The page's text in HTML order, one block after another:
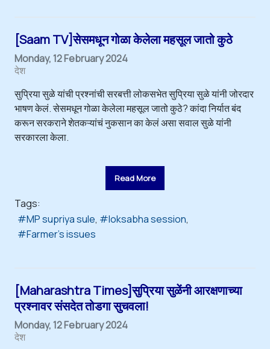
[Saam TV]सेसमधून गोळा केलेला महसूल जातो कुठे
Monday, 12 February 2024
देश
सुप्रिया सुळे यांची प्रश्नांची सरबत्ती लोकसभेत सुप्रिया सुळे यांनी जोरदार
भाषण केलं. सेसमधून गोळा केलेला महसूल जातो कुठे? कांदा निर्यात बंद
करून सरकराने शेतकऱ्यांचं नुकसान का केलं असा सवाल सुळे यांनी
सरकारला केला.
Read More
Tags:
MP supriya sule
loksabha session
Farmer's issues
[Maharashtra Times]सुप्रिया सुळेंनी आरक्षणाच्या
प्रश्नावर संसदेत तोडगा सुचवला!
Monday, 12 February 2024
देश